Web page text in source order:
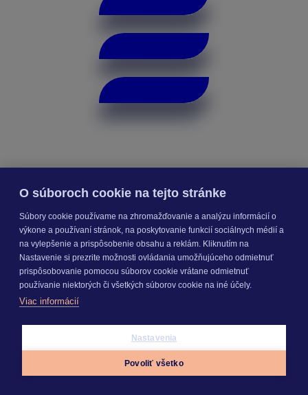
Online Cenníková databáza
O súboroch cookie na tejto stránke
Súbory cookie používame na zhromažďovanie a analýzu informácií o
výkone a používaní stránok, na poskytovanie funkcií sociálnych médií a
na vylepšenie a prispôsobenie obsahu a reklám. Kliknutím na
Nastavenie si prezrite možnosti ovládania umožňujúceho odmietnuť
prispôsobovanie pomocou súborov cookie vrátane odmietnuť
používanie niektorých či všetkých súborov cookie na iné účely.
Viac informácií
Nastavenia
Povoliť všetko